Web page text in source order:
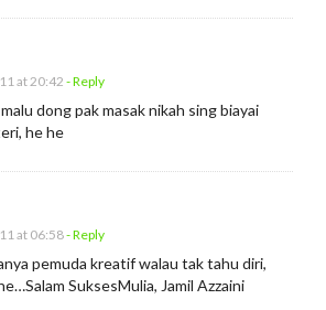
at 20:42 - Reply
dong pak masak nikah sing biayai
he he
at 06:58- Reply
pemuda kreatif walau tak tahu diri,
SuksesMulia, Jamil Azzaini